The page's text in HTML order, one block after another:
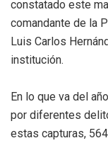
constatado este
comandante de la
Luis Carlos
institución.
En lo que va del
por diferentes
estas capturas,